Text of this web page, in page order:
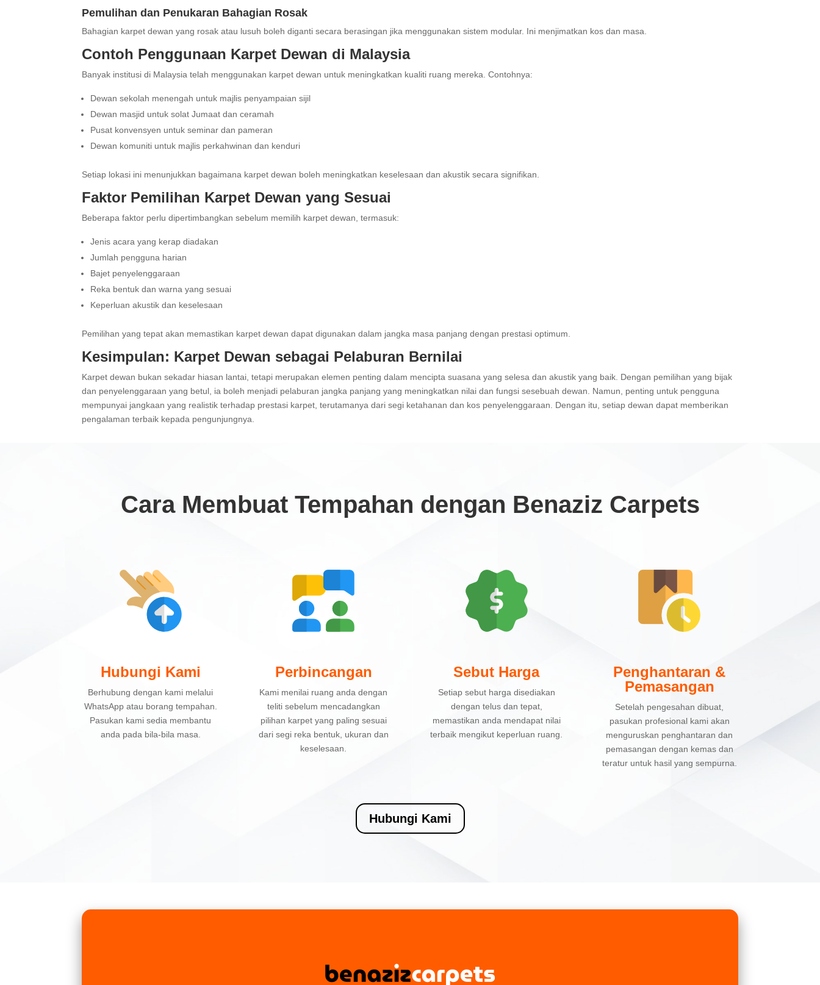
Pemulihan dan Penukaran Bahagian Rosak
Bahagian karpet dewan yang rosak atau lusuh boleh diganti secara berasingan jika menggunakan sistem modular. Ini menjimatkan kos dan masa.
Contoh Penggunaan Karpet Dewan di Malaysia
Banyak institusi di Malaysia telah menggunakan karpet dewan untuk meningkatkan kualiti ruang mereka. Contohnya:
Dewan sekolah menengah untuk majlis penyampaian sijil
Dewan masjid untuk solat Jumaat dan ceramah
Pusat konvensyen untuk seminar dan pameran
Dewan komuniti untuk majlis perkahwinan dan kenduri
Setiap lokasi ini menunjukkan bagaimana karpet dewan boleh meningkatkan keselesaan dan akustik secara signifikan.
Faktor Pemilihan Karpet Dewan yang Sesuai
Beberapa faktor perlu dipertimbangkan sebelum memilih karpet dewan, termasuk:
Jenis acara yang kerap diadakan
Jumlah pengguna harian
Bajet penyelenggaraan
Reka bentuk dan warna yang sesuai
Keperluan akustik dan keselesaan
Pemilihan yang tepat akan memastikan karpet dewan dapat digunakan dalam jangka masa panjang dengan prestasi optimum.
Kesimpulan: Karpet Dewan sebagai Pelaburan Bernilai
Karpet dewan bukan sekadar hiasan lantai, tetapi merupakan elemen penting dalam mencipta suasana yang selesa dan akustik yang baik. Dengan pemilihan yang bijak
dan penyelenggaraan yang betul, ia boleh menjadi pelaburan jangka panjang yang meningkatkan nilai dan fungsi sesebuah dewan. Namun, penting untuk pengguna
mempunyai jangkaan yang realistik terhadap prestasi karpet, terutamanya dari segi ketahanan dan kos penyelenggaraan. Dengan itu, setiap dewan dapat memberikan
pengalaman terbaik kepada pengunjungnya.
Cara Membuat Tempahan dengan Benaziz Carpets
Hubungi Kami
Berhubung dengan kami melalui
WhatsApp atau borang tempahan.
Pasukan kami sedia membantu
anda pada bila-bila masa.
Perbincangan
Kami menilai ruang anda dengan
teliti sebelum mencadangkan
pilihan karpet yang paling sesuai
dari segi reka bentuk, ukuran dan
keselesaan.
Sebut Harga
Setiap sebut harga disediakan
dengan telus dan tepat,
memastikan anda mendapat nilai
terbaik mengikut keperluan ruang.
Penghantaran &
Pemasangan
Setelah pengesahan dibuat,
pasukan profesional kami akan
menguruskan penghantaran dan
pemasangan dengan kemas dan
teratur untuk hasil yang sempurna.
Hubungi Kami